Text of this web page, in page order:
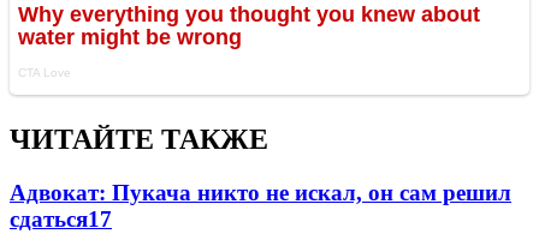
ЧИТАЙТЕ ТАКЖЕ
Адвокат: Пукача никто не искал, он сам решил
сдаться17